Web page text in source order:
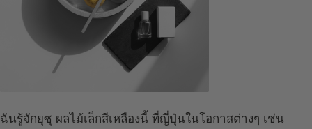
ฉันรู้จักยุซุ ผลไม้เล็กสีเหลืองนี้ ที่ญี่ปุ่นในโอกาสต่างๆ เช่น